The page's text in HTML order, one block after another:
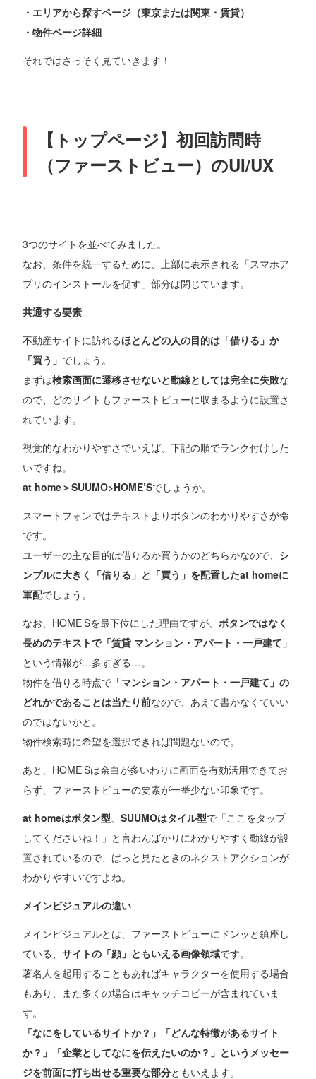
・エリアから探すページ（東京または関東・賃貸）
・物件ページ詳細
それではさっそく見ていきます！
【トップページ】初回訪問時
（ファーストビュー）のUI/UX
3つのサイトを並べてみました。
なお、条件を統一するために、上部に表示される「スマホア
プリのインストールを促す」部分は閉じています。
共通する要素
不動産サイトに訪れるほとんどの人の目的は「借りる」か
「買う」 でしょう。
まずは検索画面に遷移させないと動線としては完全に失敗な
ので、どのサイトもファーストビューに収まるように設置さ
れています。
視覚的なわかりやすさでいえば、下記の順でランク付けした
いですね。
at home＞SUUMO>HOME’Sでしょうか。
スマートフォンではテキストよりボタンのわかりやすさが命
です。
ユーザーの主な目的は借りるか買うかのどちらかなので、 シ
ンプルに大きく「借りる」と「買う」を配置したat homeに
軍配でしょう。
なお、HOME’Sを最下位にした理由ですが、 ボタンではなく
長めのテキストで「賃貸 マンション・アパート・一戸建て」
という情報が…多すぎる…。
物件を借りる時点で 「マンション・アパート・一戸建て」の
どれかであることは当たり前なので、あえて書かなくていい
のではないかと。
物件検索時に希望を選択できれば問題ないので。
あと、HOME’Sは余白が多いわりに画面を有効活用できてお
らず、ファーストビューの要素が一番少ない印象です。
at homeはボタン型
SUUMOはタイル型で「ここをタップ
してくださいね！」と言わんばかりにわかりやすく動線が設
置されているので、ぱっと見たときのネクストアクションが
わかりやすいですよね。
メインビジュアルの違い
メインビジュアルとは、ファーストビューにドンッと鎮座し
ている、 サイトの「顔」ともいえる画像領域です。
著名人を起用することもあればキャラクターを使用する場合
もあり、また多くの場合はキャッチコピーが含まれていま
す。
「なにをしているサイトか？」「どんな特徴があるサイト
か？」「企業としてなにを伝えたいのか？」というメッセー
ジを前面に打ち出せる重要な部分ともいえます。